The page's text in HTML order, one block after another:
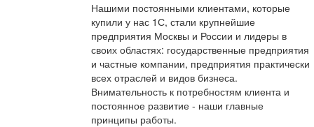
Нашими постоянными клиентами, которые
купили у нас 1С, стали крупнейшие
предприятия Москвы и России и лидеры в
своих областях: государственные предприятия
и частные компании, предприятия практически
всех отраслей и видов бизнеса.
Внимательность к потребностям клиента и
постоянное развитие - наши главные
принципы работы.